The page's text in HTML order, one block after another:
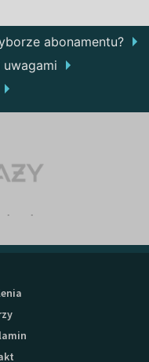
abonamentu?